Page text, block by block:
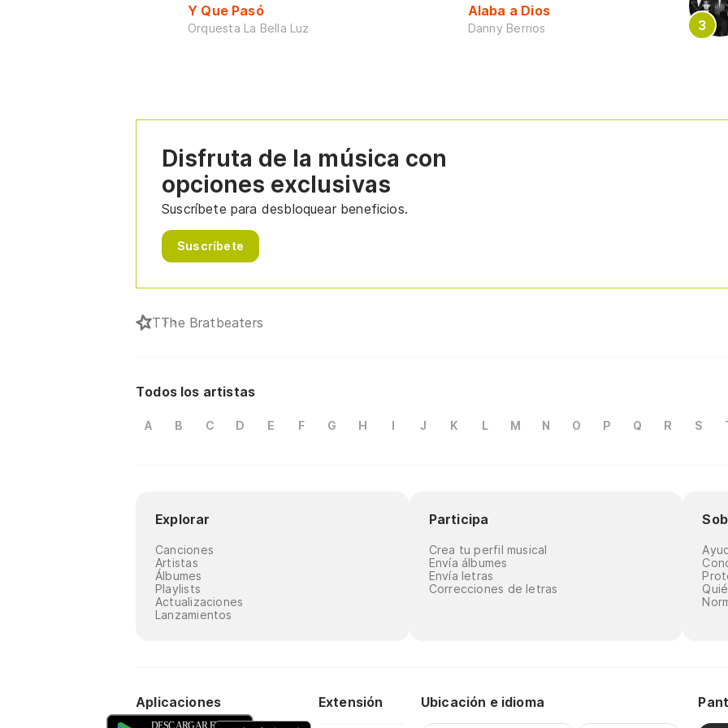
Y Que Pasó
Orquesta La Bella Luz
Alaba a Dios
Danny Berrios
Disfruta de la música con
opciones exclusivas
Suscríbete para desbloquear beneficios.
Suscríbete
TThe Bratbeaters
Todos los artistas
A B C D E F G H I J K L M N O P Q R S
Explorar
Canciones
Artistas
Álbumes
Playlists
Actualizaciones
Lanzamientos
Participa
Crea tu perfil musical
Envía álbumes
Envía letras
Correcciones de letras
Aplicaciones Extensión Ubicación e idioma